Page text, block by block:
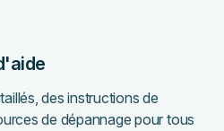
des instructions de
de dépannage pour tous